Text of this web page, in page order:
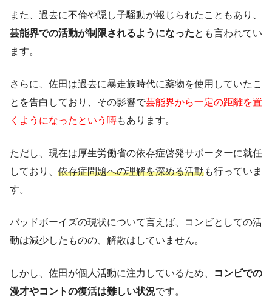
また、過去に不倫や隠し子騒動が報じられたこともあり、
芸能界での活動が制限されるようになったとも言われてい
ます。
さらに、佐田は過去に暴走族時代に薬物を使用していたこ
とを告白しており、その影響で芸能界から一定の距離を置
くようになったという噂もあります。
ただし、現在は厚生労働省の依存症啓発サポーターに就任
しており、 依存症問題への理解を深める活動も行っていま
す。
バッドボーイズの現状について言えば、コンビとしての活
動は減少したものの、解散はしていません。
しかし、佐田が個人活動に注力しているため、
コンビでの
漫才やコントの復活は難しい状況です。